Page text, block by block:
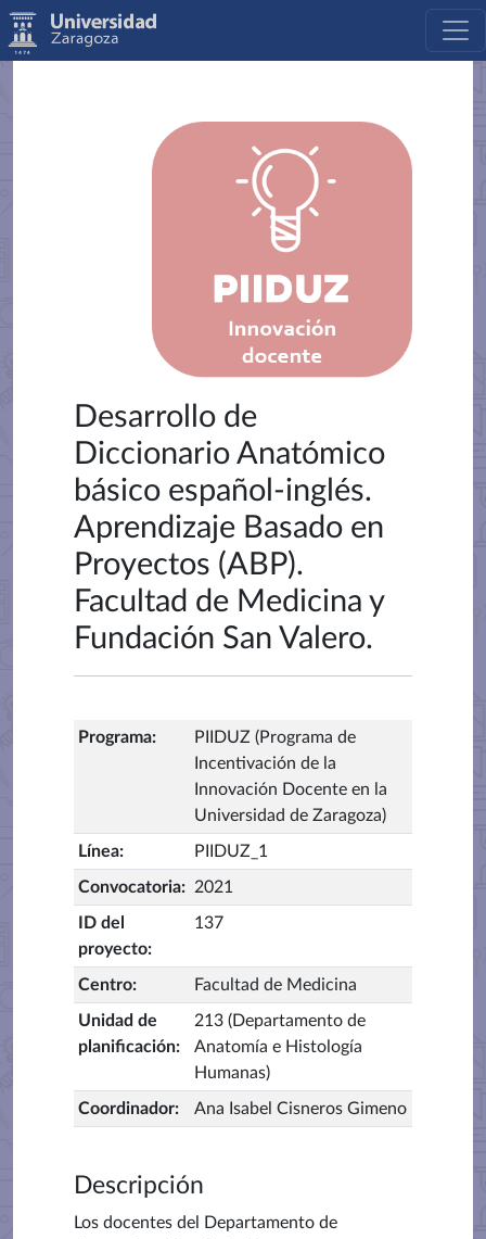
Desarrollo de
Diccionario Anatómico
básico español-inglés.
Aprendizaje Basado en
Proyectos (ABP).
Facultad de Medicina y
Fundación San Valero.
Programa:
PIIDUZ (Programa de
Incentivación de la
Innovación Docente en la
Universidad de Zaragoza)
Línea: PIIDUZ_1
Convocatoria: 2021
ID del
proyecto:
137
Centro: Facultad de Medicina
Unidad de
planificación:
213 (Departamento de
Anatomía e Histología
Humanas)
Coordinador: Ana Isabel Cisneros Gimeno
Descripción
Los docentes del Departamento de